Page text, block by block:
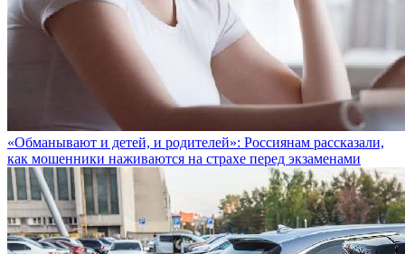
«Обманывают и детей, и родителей»: Россиянам рассказали,
как мошенники наживаются на страхе перед экзаменами